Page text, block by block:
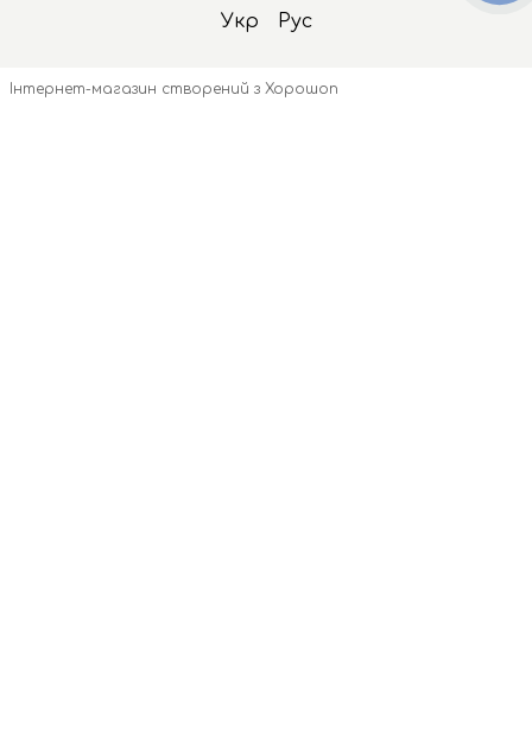
Укр Рус
Інтернет-магазин створений з Хорошоп